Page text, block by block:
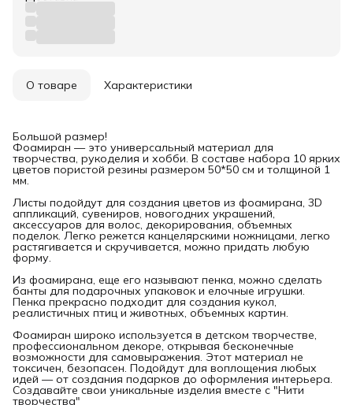
О товаре Характеристики
Большой размер!
Фоамиран — это универсальный материал для
творчества, рукоделия и хобби. В составе набора 10 ярких
цветов пористой резины размером 50*50 см и толщиной 1
мм.
Листы подойдут для создания цветов из фоамирана, 3D
аппликаций, сувениров, новогодних украшений,
аксессуаров для волос, декорирования, объемных
поделок. Легко режется канцелярскими ножницами, легко
растягивается и скручивается, можно придать любую
форму.
Из фоамирана, еще его называют пенка, можно сделать
банты для подарочных упаковок и елочные игрушки.
Пенка прекрасно подходит для создания кукол,
реалистичных птиц и животных, объемных картин.
Фоамиран широко используется в детском творчестве,
профессиональном декоре, открывая бесконечные
возможности для самовыражения. Этот материал не
токсичен, безопасен. Подойдут для воплощения любых
идей — от создания подарков до оформления интерьера.
Создавайте свои уникальные изделия вместе с "Нити
творчества"